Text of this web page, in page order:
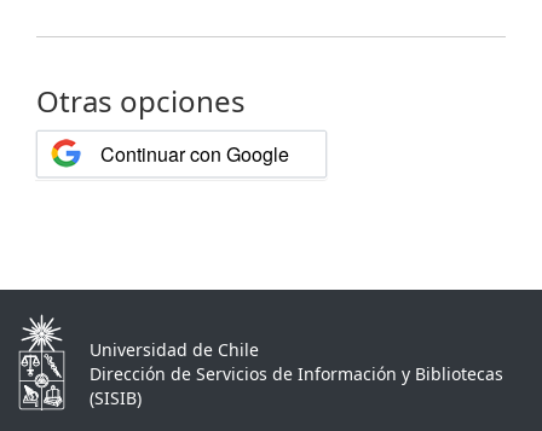
Otras opciones
Continuar con Google
Universidad de Chile
Dirección de Servicios de Información y Bibliotecas
(SISIB)